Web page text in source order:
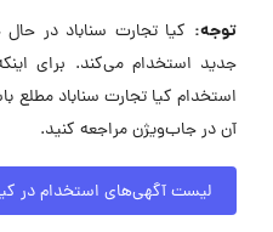
توجه:
جدید استخدام می‌کند. برای
استخدام کیا تجارت سناباد مطلع
آن در جاب‌ویژن مراجعه کنید.
لیست آگهی‌های استخدام در